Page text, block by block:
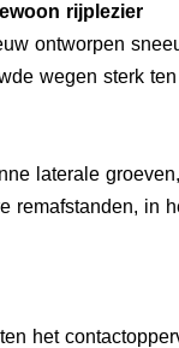
rijplezier
ontworpen
wegen sterk
laterale
remafstanden, in
het